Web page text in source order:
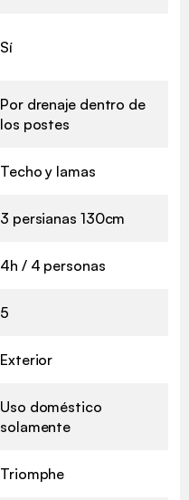
Sí
Por drenaje dentro de
los postes
Techo y lamas
3 persianas 130cm
4h / 4 personas
5
Exterior
Uso doméstico
solamente
Triomphe